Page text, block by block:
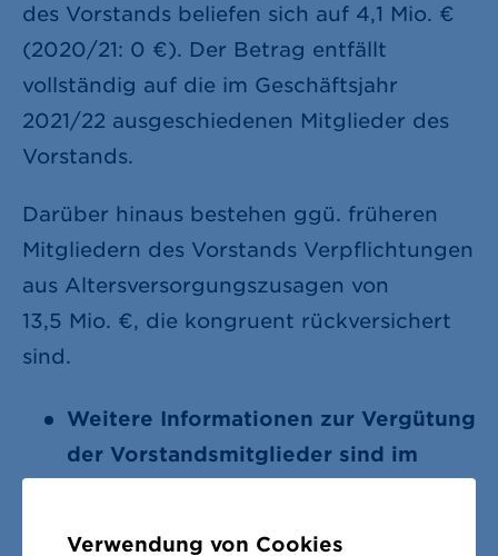
des Vorstands beliefen sich auf 4,1 Mio. €
(2020/21: 0 €). Der Betrag entfällt
vollständig auf die im Geschäftsjahr
2021/22 ausgeschiedenen Mitglieder des
Vorstands.
Darüber hinaus bestehen ggü. früheren
Mitgliedern des Vorstands Verpflichtungen
aus Altersversorgungszusagen von
13,5 Mio. €, die kongruent rückversichert
sind.
Weitere Informationen zur Vergütung
der Vorstandsmitglieder sind im
Verwendung von Cookies